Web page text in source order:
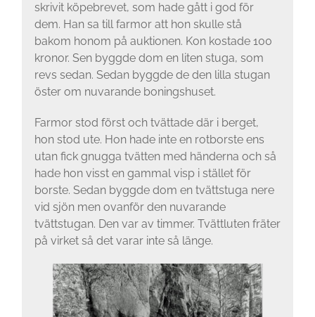
skrivit köpebrevet, som hade gått i god för
dem. Han sa till farmor att hon skulle stå
bakom honom på auktionen. Kon kostade 100
kronor. Sen byggde dom en liten stuga, som
revs sedan. Sedan byggde de den lilla stugan
öster om nuvarande boningshuset.
Farmor stod först och tvättade där i berget,
hon stod ute. Hon hade inte en rotborste ens
utan fick gnugga tvätten med händer­na och så
hade hon visst en gammal visp i stället för
borste. Sedan byggde dom en tvättstuga nere
vid sjön men ovanför den nuvarande
tvättstugan. Den var av tim­mer. Tvättluten fräter
på virket så det varar inte så länge.